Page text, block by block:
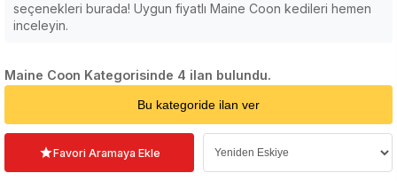
seçenekleri burada! Uygun fiyatlı Maine Coon kedileri hemen
inceleyin.
Maine Coon Kategorisinde 4 ilan bulundu.
Bu kategoride ilan ver
Favori Aramaya Ekle